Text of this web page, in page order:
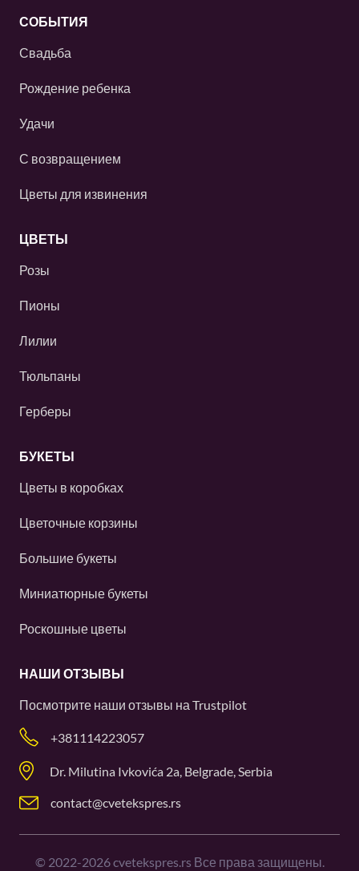
СОБЫТИЯ
Свадьба
Рождение ребенка
Удачи
С возвращением
Цветы для извинения
ЦВЕТЫ
Розы
Пионы
Лилии
Тюльпаны
Герберы
БУКЕТЫ
Цветы в коробках
Цветочные корзины
Большие букеты
Миниатюрные букеты
Роскошные цветы
НАШИ ОТЗЫВЫ
Посмотрите наши отзывы на Trustpilot
+381114223057
Dr. Milutina Ivkovića 2a, Belgrade, Serbia
contact@cvetekspres.rs
© 2022-2026cvetekspres.rs Все права защищены.